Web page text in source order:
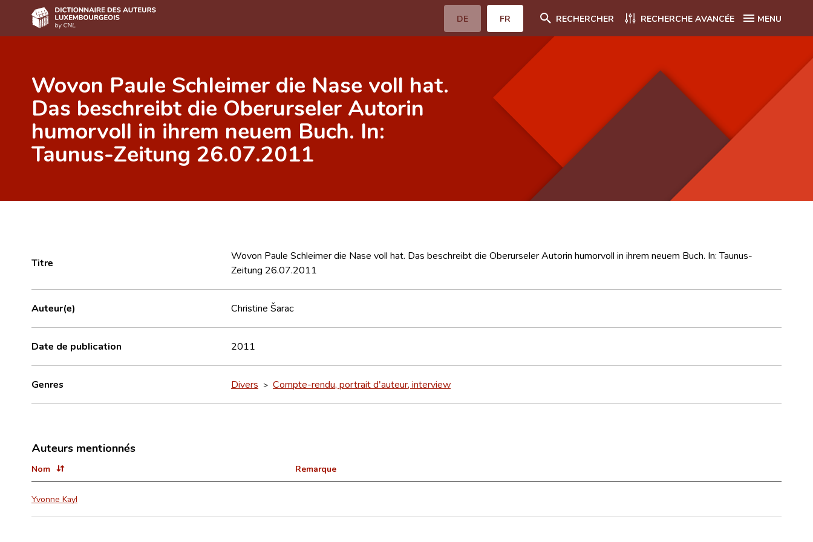
DE FR RECHERCHER RECHERCHE AVANCÉE MENU
Auteur(e)s A-Z
Recherche avancée
Foire aux questions
CNL
Wovon Paule Schleimer die Nase voll hat.
Das beschreibt die Oberurseler Autorin
humorvoll in ihrem neuem Buch. In:
Taunus-Zeitung 26.07.2011
Titre
Wovon Paule Schleimer die Nase voll hat. Das beschreibt die Oberurseler Autorin humorvoll in ihrem neuem Buch. In: Taunus-
Zeitung 26.07.2011
Auteur(e) Christine Šarac
Date de publication 2011
Genres Divers > Compte-rendu, portrait d'auteur, interview
Auteurs mentionnés
Nom Remarque
Yvonne Kayl